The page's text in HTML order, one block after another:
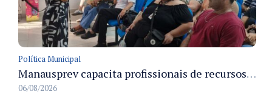
Política Municipal
Manausprev capacita profissionais de recursos humanos para agilizar concessão de aposentadorias no município
06/08/2026